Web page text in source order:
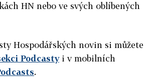
HN nebo ve svých oblíbených
Hospodářských novin si můžete
Podcastyi v mobilních
.